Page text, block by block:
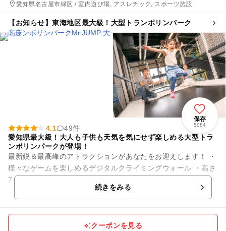
愛知県名古屋市緑区 / 室内遊び場, アスレチック, スポーツ施設
【お知らせ】東海地区最大級！大型トランポリンパーク
保存
5084
4.1
49件
愛知県最大級！大人も子供も天気を気にせず楽しめる大型トラ
ンポリンパークが登場！
最新鋭＆最高峰のアトラクションがあなたをお迎えします！ ・
様々なゲームを楽しめるデジタルクライミングウォール ・高さ
7ｍを滑るドキドキジップライン ・タイムを競ったりユニーク
続きをみる
クーポンを見る